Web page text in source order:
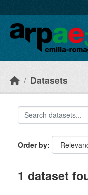
Datasets
Order by
1 dataset